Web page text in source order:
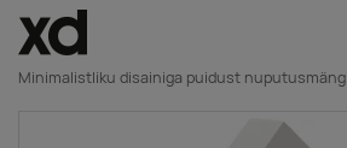
Minimalistliku disainiga puidust nuputusmäng